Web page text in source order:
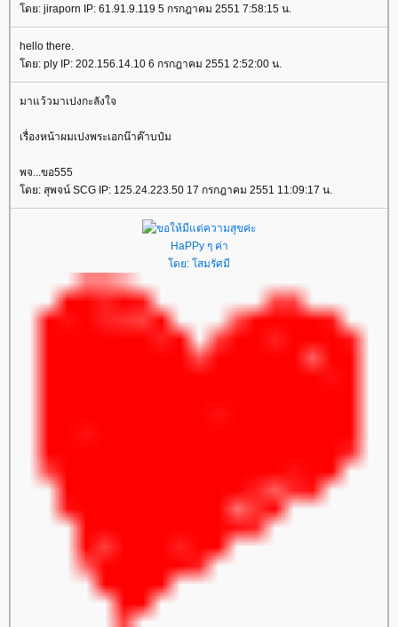
ดย: jiraporn IP: 61.91.9.119 5 กรกฎาคม 2551 7:58:15 น.
hello there.
ดย: ply IP: 202.156.14.10 6 กรกฎาคม 2551 2:52:00 น.
มาแว้วมาเปงกะลังใจ
เรื่องหน้าผมเปงพระเอกน๊าค๊าบป๋ม
พจ...ขอ555
ดย: สุพจน์ SCG IP: 125.24.223.50 17 กรกฎาคม 2551 11:09:17 น.
HaPPy ๆ ค่า
ดย: สมรัศมี